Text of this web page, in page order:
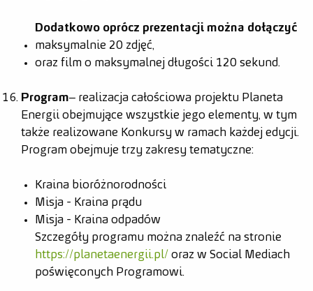
Dodatkowo oprócz prezentacji można dołączyć
maksymalnie 20 zdjęć,
oraz film o maksymalnej długości 120 sekund.
Program– realizacja całościowa projektu Planeta
Energii obejmujące wszystkie jego elementy, w tym
także realizowane Konkursy w ramach każdej edycji.
Program obejmuje trzy zakresy tematyczne:
Kraina bioróżnorodności
Misja - Kraina prądu
Misja - Kraina odpadów
Szczegóły programu można znaleźć na stronie
https://planetaenergii.pl/ oraz w Social Mediach
poświęconych Programowi.